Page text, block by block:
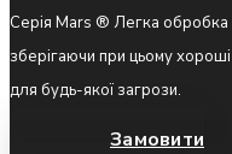
Серія Mars ® Легка обробка
зберігаючи при цьому хороші
для будь-якої загрози.
Замовити